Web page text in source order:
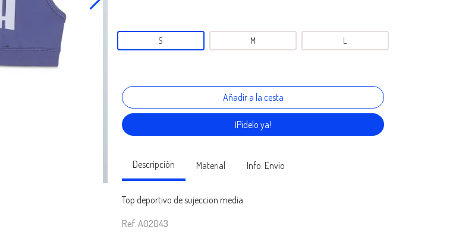
S M L
¡Pídelo ya!
Descripción Material Info. Envío
Top deportivo de sujeccion media.
Ref. A02043